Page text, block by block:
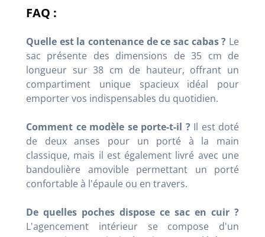
FAQ :
Quelle est la contenance de ce sac cabas ? Le
sac présente des dimensions de 35 cm de
longueur sur 38 cm de hauteur, offrant un
compartiment unique spacieux idéal pour
emporter vos indispensables du quotidien.
Comment ce modèle se porte-t-il ?Il est doté
de deux anses pour un porté à la main
classique, mais il est également livré avec une
bandoulière amovible permettant un porté
confortable à l'épaule ou en travers.
De quelles poches dispose ce sac en cuir ?
L'agencement intérieur se compose d'un